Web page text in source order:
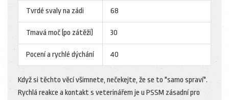
Tvrdé svaly na zádi 68
Tmavá moč (po zátěži) 30
Pocení a rychlé dýchání 40
Když si těchto věcí všimnete, nečekejte, že se to "samo spraví".
Rychlá reakce a kontakt s veterinářem je u PSSM zásadní pro